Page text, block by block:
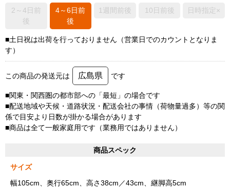
2～4日前
後
4～6日前
後
1週間前後 10日前後 日時指定×
■土日祝は出荷を行っておりません（営業日でのカウントとなりま
す）
この商品の発送元は 広島県 です
■関東・関西圏の都市部への「最短」の場合です
■配送地域や天候・道路状況・配送会社の事情（荷物量過多）等の関
係で目安より日数が掛かる場合があります
■商品は全て一般家庭用です（業務用ではありません）
商品スペック
サイズ
幅105cm、奥行65cm、高さ38cm／43cm、継脚高5cm